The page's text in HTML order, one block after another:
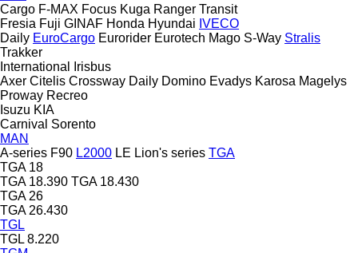
Cargo F-MAX Focus Kuga Ranger Transit
Fresia Fuji GINAF Honda Hyundai IVECO
Daily EuroCargo Eurorider Eurotech Mago S-Way Stralis
Trakker
International
Irisbus
Axer Citelis Crossway Daily Domino Evadys Karosa Magelys
Proway Recreo
Isuzu KIA
Carnival Sorento
MAN
A-series F90 L2000 LE Lion's series TGA
TGA 18
TGA 18.390 TGA 18.430
TGA 26
TGA 26.430
TGL
TGL 8.220